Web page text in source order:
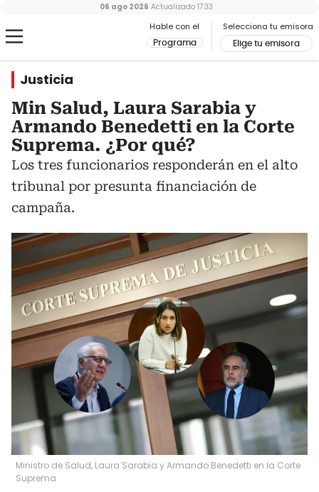
Hable con el
Programa
Selecciona tu emisora
Elige tu emisora
06 ago 2026 Actualizado 17:33
Justicia
Min Salud, Laura Sarabia y
Armando Benedetti en la Corte
Suprema. ¿Por qué?
Los tres funcionarios responderán en el alto
tribunal por presunta financiación de
campaña.
Ministro de Salud, Laura Sarabia y Armando Benedetti en la Corte
Suprema